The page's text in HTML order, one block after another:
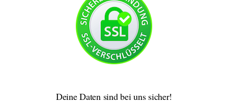
Deine Daten sind bei uns sicher!